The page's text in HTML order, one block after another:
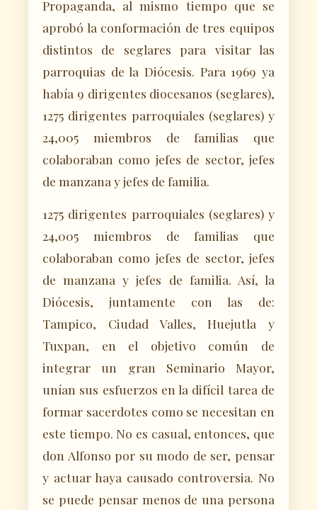
Propaganda, al mismo tiempo que se
aprobó la conformación de tres equipos
distintos de seglares para visitar las
parroquias de la Diócesis. Para 1969 ya
había 9 dirigentes diocesanos (seglares),
1275 dirigentes parroquiales (seglares) y
24,005 miembros de familias que
colaboraban como jefes de sector, jefes
de manzana y jefes de familia.
1275 dirigentes parroquiales (seglares) y
24,005 miembros de familias que
colaboraban como jefes de sector, jefes
de manzana y jefes de familia. Así, la
Diócesis, juntamente con las de:
Tampico, Ciudad Valles, Huejutla y
Tuxpan, en el objetivo común de
integrar un gran Seminario Mayor,
unían sus esfuerzos en la difícil tarea de
formar sacerdotes como se necesitan en
este tiempo. No es casual, entonces, que
don Alfonso por su modo de ser, pensar
y actuar haya causado controversia. No
se puede pensar menos de una persona